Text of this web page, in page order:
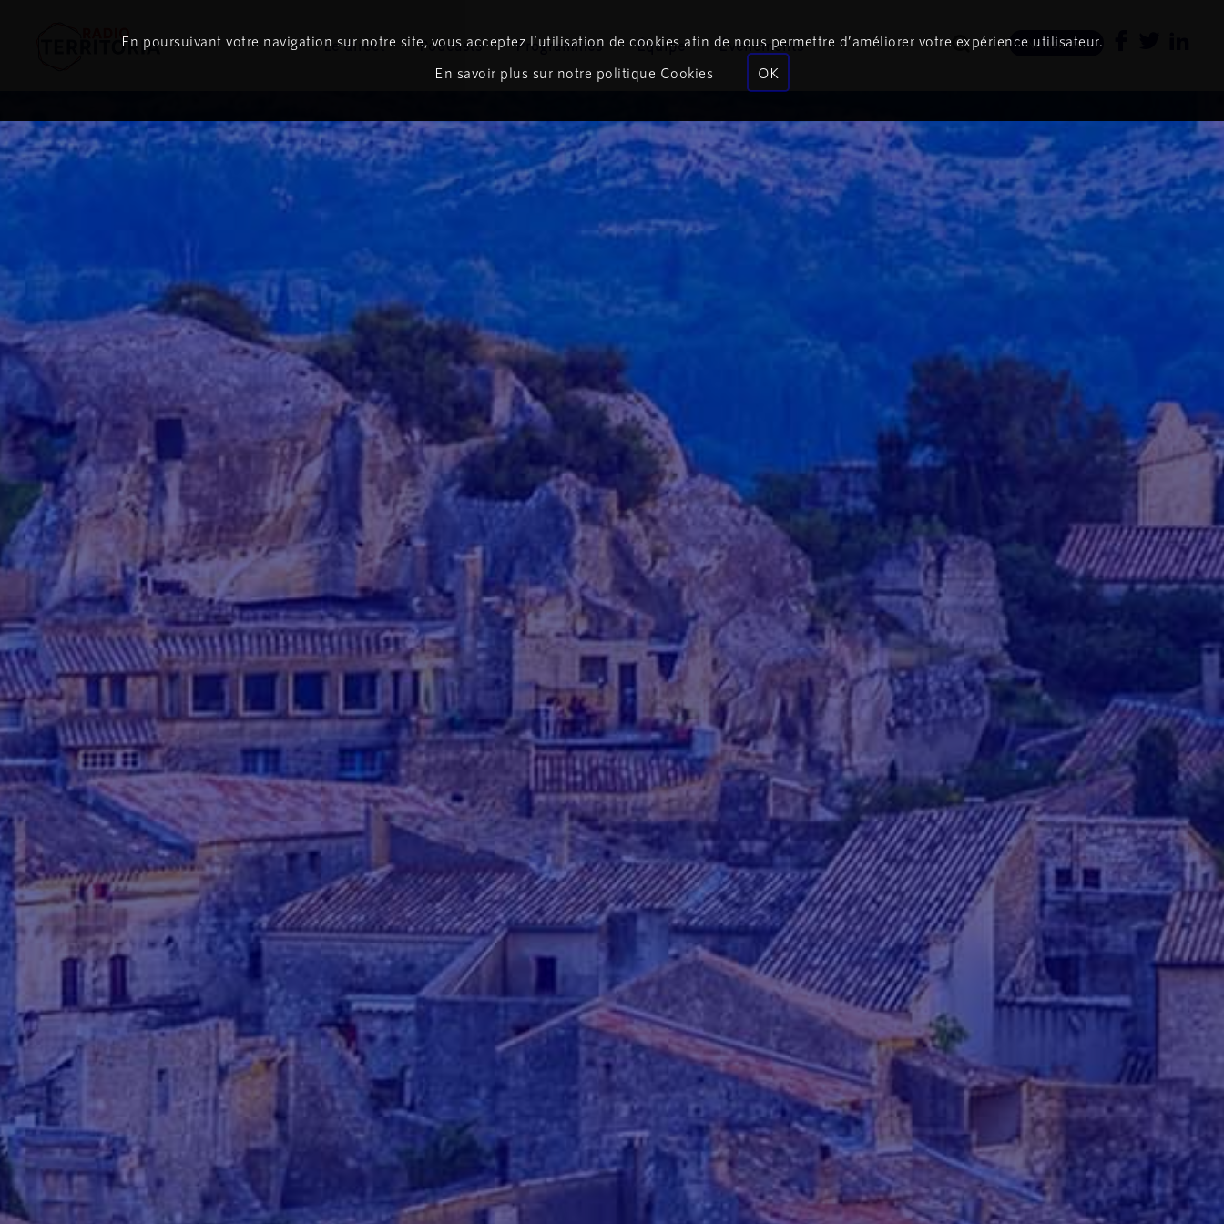
Newsletter
Le direct Podcasts Programmes Équipe Événements
En poursuivant votre navigation sur notre site, vous acceptez l’utilisation de cookies afin de nous permettre d’améliorer votre expérience utilisateur.
En savoir plus sur notre politique Cookies
OK